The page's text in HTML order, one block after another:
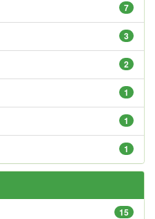
7
3
2
1
1
1
15